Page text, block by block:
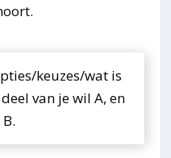
keuzes/wat is
van je wil A, en